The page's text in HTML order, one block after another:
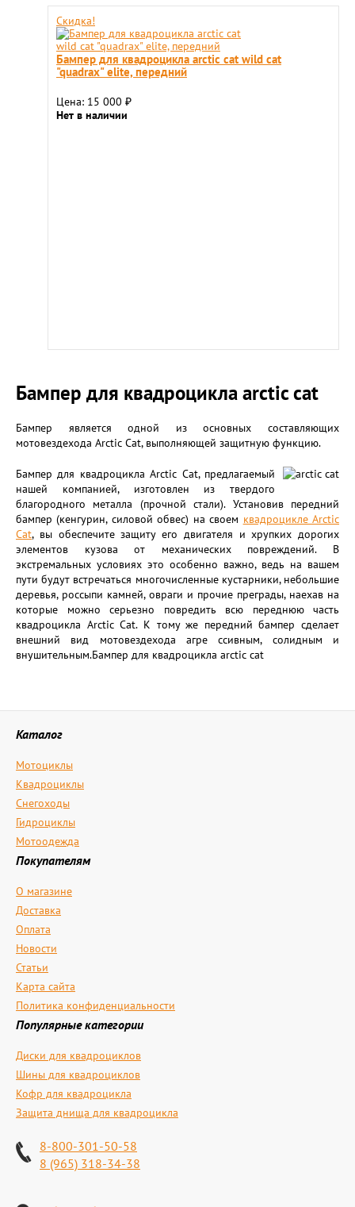
Скидка!
Бампер для квадроцикла arctic cat wild cat
"quadrax" elite, передний
Цена: 15 000 ₽
Нет в наличии
Бампер для квадроцикла arctic cat
Бампер является одной из основных составляющих
мотовездехода Arctic Cat, выполняющей защитную функцию.
Бампер для квадроцикла Arctic Cat, предлагаемый
нашей компанией, изготовлен из твердого
благородного металла (прочной стали). Установив передний
бампер (кенгурин, силовой обвес) на своем квадроцикле Arctic
Cat, вы обеспечите защиту его двигателя и хрупких дорогих
элементов кузова от механических повреждений. В
экстремальных условиях это особенно важно, ведь на вашем
пути будут встречаться многочисленные кустарники, небольшие
деревья, россыпи камней, овраги и прочие преграды, наехав на
которые можно серьезно повредить всю переднюю часть
квадроцикла Arctic Cat. К тому же передний бампер сделает
внешний вид мотовездехода агре ссивным, солидным и
внушительным.Бампер для квадроцикла arctic cat
Каталог
Мотоциклы
Квадроциклы
Снегоходы
Гидроциклы
Мотоодежда
Покупателям
О магазине
Доставка
Оплата
Новости
Статьи
Карта сайта
Политика конфиденциальности
Популярные категории
Диски для квадроциклов
Шины для квадроциклов
Кофр для квадроцикла
Защита днища для квадроцикла
8-800-301-50-58
8 (965) 318-34-38